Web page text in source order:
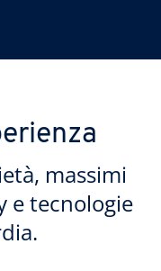
massimi
e tecnologie